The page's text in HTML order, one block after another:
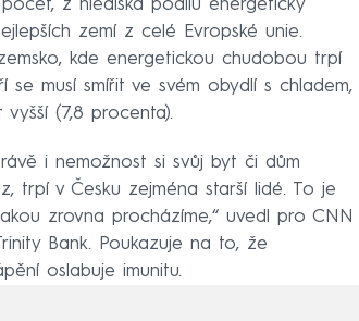
z hlediska podílu energeticky
zemí z celé Evropské unie.
kde energetickou chudobou trpí
musí smířit ve svém obydlí s chladem,
(7,8 procenta).
i nemožnost si svůj byt či dům
trpí v Česku zejména starší lidé. To je
zrovna procházíme,“ uvedl pro CNN
Bank. Poukazuje na to, že
oslabuje imunitu.